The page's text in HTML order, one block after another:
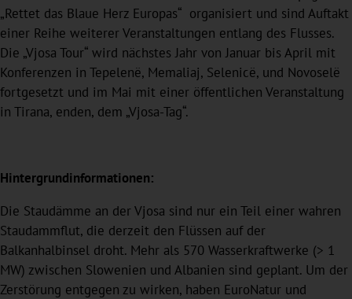
„Rettet das Blaue Herz Europas“ organisiert und sind Auftakt
einer Reihe weiterer Veranstaltungen entlang des Flusses.
Die „Vjosa Tour“ wird nächstes Jahr von Januar bis April mit
Konferenzen in Tepelenë, Memaliaj, Selenicë, und Novoselë
fortgesetzt und im Mai mit einer öffentlichen Veranstaltung
in Tirana, enden, dem „Vjosa-Tag“.
Hintergrundinformationen:
Die Staudämme an der Vjosa sind nur ein Teil einer wahren
Staudammflut, die derzeit den Flüssen auf der
Balkanhalbinsel droht. Mehr als 570 Wasserkraftwerke (> 1
MW) zwischen Slowenien und Albanien sind geplant. Um der
Zerstörung entgegen zu wirken, haben EuroNatur und